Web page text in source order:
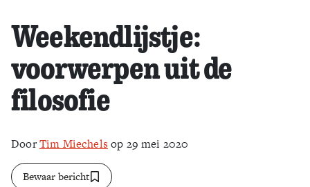
Weekendlijstje:
voorwerpen uit de
filosofie
DoorTim Miechels op 29 mei 2020
Bewaar bericht